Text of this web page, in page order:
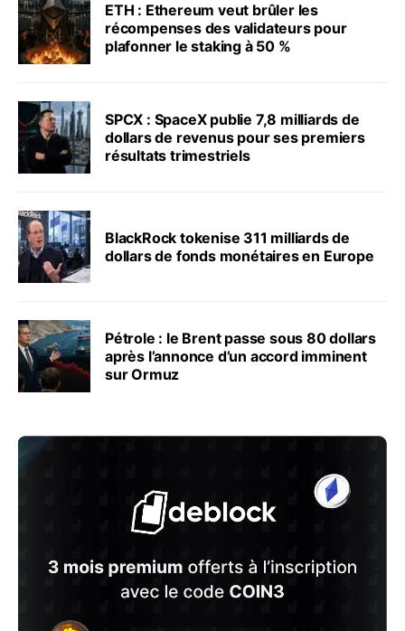
ETH : Ethereum veut brûler les
récompenses des validateurs pour
plafonner le staking à 50 %
SPCX : SpaceX publie 7,8 milliards de
dollars de revenus pour ses premiers
résultats trimestriels
BlackRock tokenise 311 milliards de
dollars de fonds monétaires en Europe
Pétrole : le Brent passe sous 80 dollars
après l’annonce d’un accord imminent
sur Ormuz